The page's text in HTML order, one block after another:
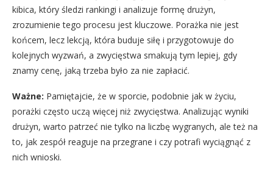
kibica, który śledzi rankingi i analizuje formę drużyn,
zrozumienie tego procesu jest kluczowe. Porażka nie jest
końcem, lecz lekcją, która buduje siłę i przygotowuje do
kolejnych wyzwań, a zwycięstwa smakują tym lepiej, gdy
znamy cenę, jaką trzeba było za nie zapłacić.
Ważne: Pamiętajcie, że w sporcie, podobnie jak w życiu,
porażki często uczą więcej niż zwycięstwa. Analizując wyniki
drużyn, warto patrzeć nie tylko na liczbę wygranych, ale też na
to, jak zespół reaguje na przegrane i czy potrafi wyciągnąć z
nich wnioski.